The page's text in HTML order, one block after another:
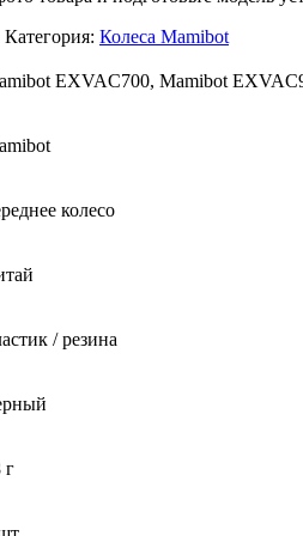
Категория: Колеса Mamibot
EXVAC700, Mamibot
колесо
/ резина
г